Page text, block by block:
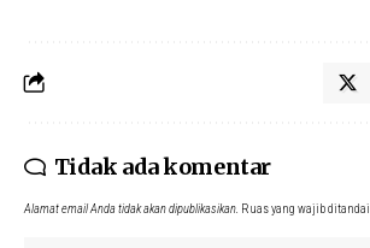
Tidak ada komentar
Alamat email Anda tidak akan dipublikasikan. Ruas yang wajib ditandai